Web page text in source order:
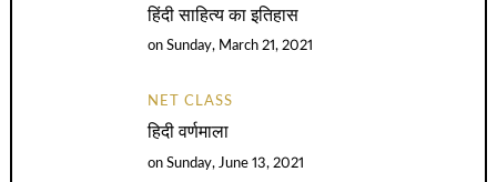
हिंदी साहित्य का इतिहास
onSunday, March 21, 2021
NET CLASS
हिदी वर्णमाला
onSunday, June 13, 2021